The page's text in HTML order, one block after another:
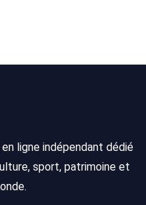
ligne indépendant dédié
sport, patrimoine et